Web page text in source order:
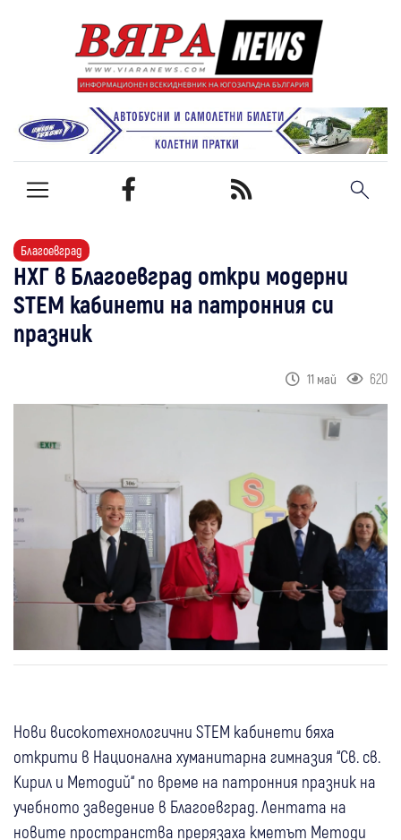
Благоевград
НХГ в Благоевград откри модерни
STEM кабинети на патронния си
празник
11 май 620
Нови високотехнологични STEM кабинети бяха
открити в Национална хуманитарна гимназия “Св. св.
Кирил и Методий“ по време на патронния празник на
учебното заведение в Благоевград. Лентата на
новите пространства прерязаха кметът Методи